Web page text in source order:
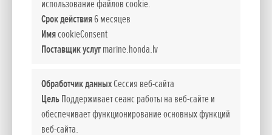
использование файлов cookie.
Срок действия6 месяцев
ИмяcookieConsent
Поставщик услугmarine.honda.lv
Обработчик данныхСессия веб-сайта
ЦельПоддерживает сеанс работы на веб-сайте и
обеспечивает функционирование основных функций
веб-сайта.
быстрого передвижения по воде!
Эти легкие и быстрые резиновые лодки способны на
днище помогает улучшить комфорт даже при волнении.
Глубокий V-образный корпус оптимизирует работу и
обеспечивает максимальную стабильность на любых